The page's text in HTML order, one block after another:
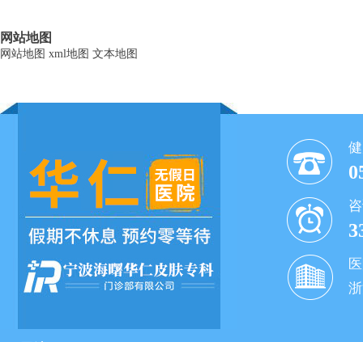
网站地图
网站地图 xml地图 文本地图